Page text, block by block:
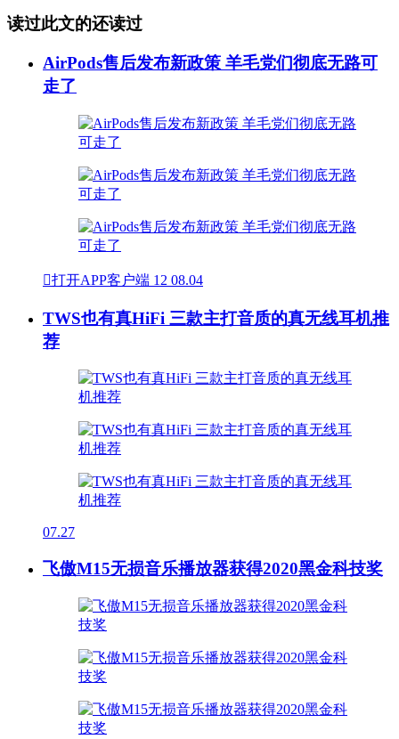
读过此文的还读过
AirPods售后发布新政策 羊毛党们彻底无路可
走了
打开APP客户端 12 08.04
TWS也有真HiFi 三款主打音质的真无线耳机推
荐
07.27
飞傲M15无损音乐播放器获得2020黑金科技奖